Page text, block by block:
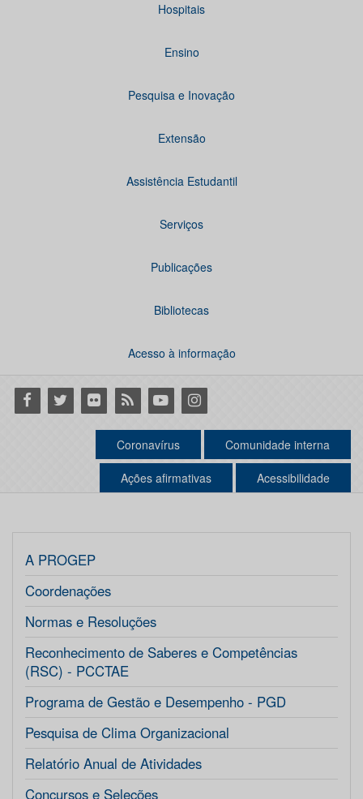
Hospitais
Ensino
Pesquisa e Inovação
Extensão
Assistência Estudantil
Serviços
Publicações
Bibliotecas
Acesso à informação
Facebook
Twitter Flickr RSS YoutubeInstagram
Coronavírus Comunidade interna
Ações afirmativas Acessibilidade
A PROGEP
Coordenações
Normas e Resoluções
Reconhecimento de Saberes e Competências
(RSC) - PCCTAE
Programa de Gestão e Desempenho - PGD
Pesquisa de Clima Organizacional
Relatório Anual de Atividades
Concursos e Seleções